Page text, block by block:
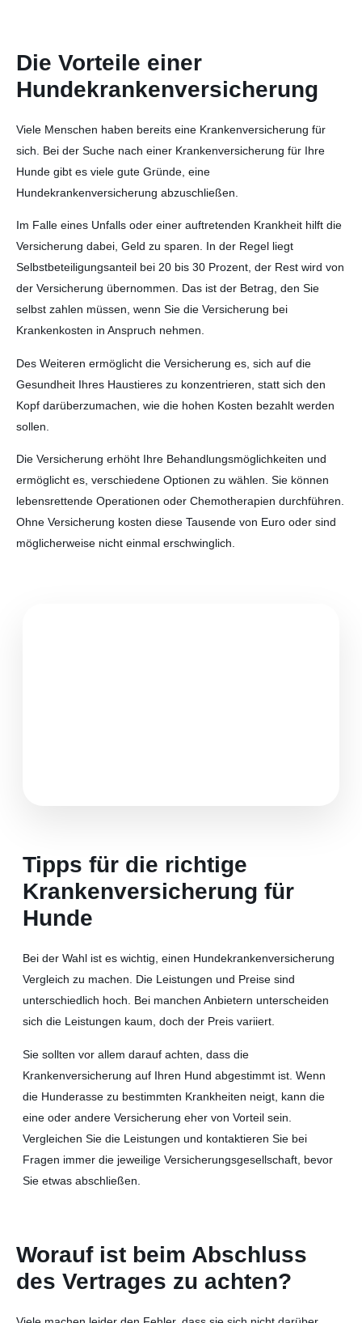
Die Vorteile einer
Hundekrankenversicherung
Viele Menschen haben bereits eine Krankenversicherung für
sich. Bei der Suche nach einer Krankenversicherung für Ihre
Hunde gibt es viele gute Gründe, eine
Hundekrankenversicherung abzuschließen.
Im Falle eines Unfalls oder einer auftretenden Krankheit hilft die
Versicherung dabei, Geld zu sparen. In der Regel liegt
Selbstbeteiligungsanteil bei 20 bis 30 Prozent, der Rest wird von
der Versicherung übernommen. Das ist der Betrag, den Sie
selbst zahlen müssen, wenn Sie die Versicherung bei
Krankenkosten in Anspruch nehmen.
Des Weiteren ermöglicht die Versicherung es, sich auf die
Gesundheit Ihres Haustieres zu konzentrieren, statt sich den
Kopf darüberzumachen, wie die hohen Kosten bezahlt werden
sollen.
Die Versicherung erhöht Ihre Behandlungsmöglichkeiten und
ermöglicht es, verschiedene Optionen zu wählen. Sie können
lebensrettende Operationen oder Chemotherapien durchführen.
Ohne Versicherung kosten diese Tausende von Euro oder sind
möglicherweise nicht einmal erschwinglich.
Tipps für die richtige
Krankenversicherung für
Hunde
Bei der Wahl ist es wichtig, einen Hundekrankenversicherung
Vergleich zu machen. Die Leistungen und Preise sind
unterschiedlich hoch. Bei manchen Anbietern unterscheiden
sich die Leistungen kaum, doch der Preis variiert.
Sie sollten vor allem darauf achten, dass die
Krankenversicherung auf Ihren Hund abgestimmt ist. Wenn
die Hunderasse zu bestimmten Krankheiten neigt, kann die
eine oder andere Versicherung eher von Vorteil sein.
Vergleichen Sie die Leistungen und kontaktieren Sie bei
Fragen immer die jeweilige Versicherungsgesellschaft, bevor
Sie etwas abschließen.
Worauf ist beim Abschluss
des Vertrages zu achten?